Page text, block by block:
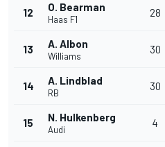
12 O. Bearman
Haas F1
28
13 A. Albon
Williams
30
14 A. Lindblad
RB
30
15 N. Hulkenberg
Audi
4